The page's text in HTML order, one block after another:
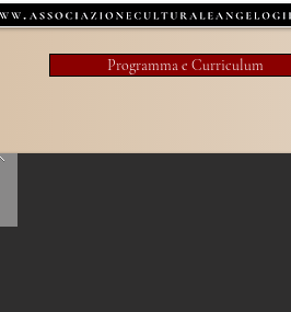
Programma e Curriculum